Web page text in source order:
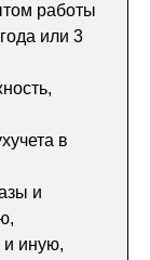
работы
или 3
в
и
и иную,